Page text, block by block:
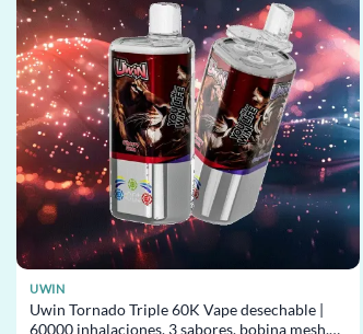
UWIN
Uwin Tornado Triple 60K Vape desechable |
60000 inhalaciones, 3 sabores, bobina mesh,